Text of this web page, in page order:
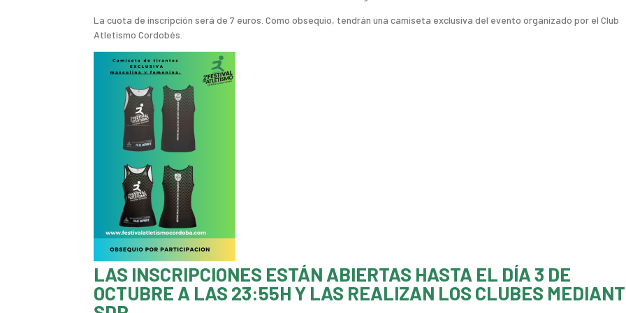
La cuota de inscripción será de 7 euros. Como obsequio, tendrán una camiseta exclusiva del evento organizado por el Club
Atletismo Cordobés.
LAS INSCRIPCIONES ESTÁN ABIERTAS HASTA EL DÍA 3 DE
OCTUBRE A LAS 23:55H Y LAS REALIZAN LOS CLUBES